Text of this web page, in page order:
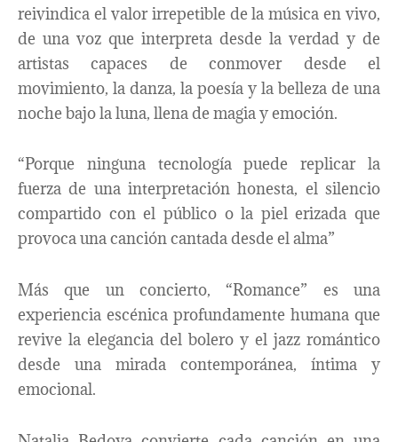
reivindica el valor irrepetible de la música en vivo,
de una voz que interpreta desde la verdad y de
artistas capaces de conmover desde el
movimiento, la danza, la poesía y la belleza de una
noche bajo la luna, llena de magia y emoción.
“Porque ninguna tecnología puede replicar la
fuerza de una interpretación honesta, el silencio
compartido con el público o la piel erizada que
provoca una canción cantada desde el alma”
Más que un concierto, “Romance” es una
experiencia escénica profundamente humana que
revive la elegancia del bolero y el jazz romántico
desde una mirada contemporánea, íntima y
emocional.